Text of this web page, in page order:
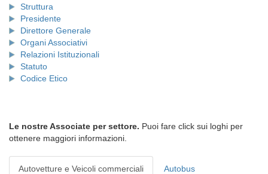
Struttura
Presidente
Direttore Generale
Organi Associativi
Relazioni Istituzionali
Statuto
Codice Etico
Le nostre Associate per settore. Puoi fare click sui loghi per
ottenere maggiori informazioni.
Autovetture e Veicoli commerciali Autobus